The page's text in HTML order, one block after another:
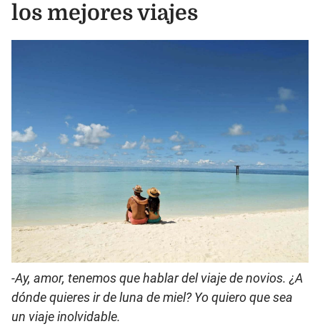
los mejores viajes
-Ay, amor, tenemos que hablar del viaje de novios. ¿A
dónde quieres ir de luna de miel? Yo quiero que sea
un viaje inolvidable.